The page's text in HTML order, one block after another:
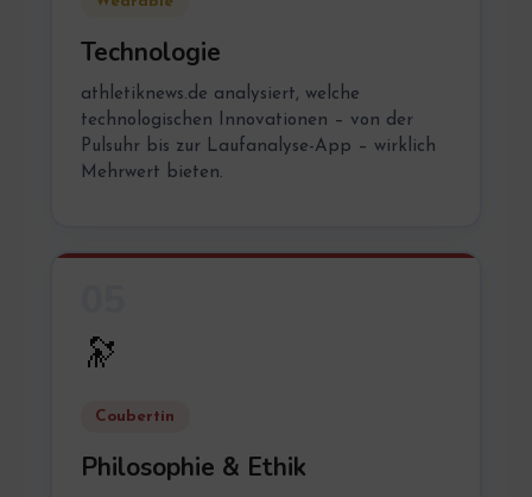
Technologie
athletiknews.de analysiert, welche
technologischen Innovationen – von der
Pulsuhr bis zur Laufanalyse-App – wirklich
Mehrwert bieten.
🔭
Coubertin
Philosophie & Ethik